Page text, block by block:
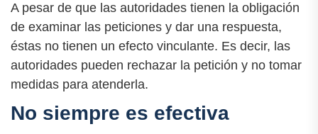
A pesar de que las autoridades tienen la obligación
de examinar las peticiones y dar una respuesta,
éstas no tienen un efecto vinculante. Es decir, las
autoridades pueden rechazar la petición y no tomar
medidas para atenderla.
No siempre es efectiva